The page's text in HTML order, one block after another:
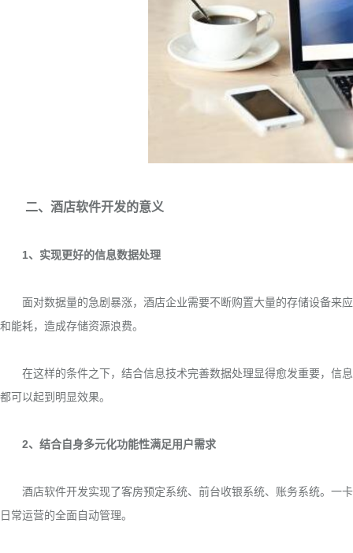
二、酒店软件开发的意义
1、实现更好的信息数据处理
面对数据量的急剧暴涨，酒店企业需要不断购置大量的存储设备来
和能耗，造成存储资源浪费。
在这样的条件之下，结合信息技术完善数据处理显得愈发重要，信
都可以起到明显效果。
2、结合自身多元化功能性满足用户需求
酒店软件开发实现了客房预定系统、前台收银系统、账务系统。一
日常运营的全面自动管理。